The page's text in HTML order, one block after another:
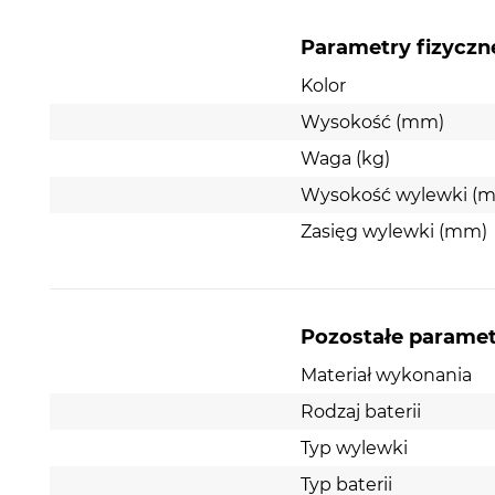
perlator, który pozwala
postaci sitka. Napowietrza on wodę, dając
mniejszy, co przekłada się na oszczędność
czemu nie rozpryskuje się ona na boki w trakcie
Parametry
Kolor
Wysokość (mm)
Waga (kg)
Wysokość wylewki
Zasięg wylewki (mm)
Pozostałe
Materiał wykonania
Rodzaj baterii
Typ wylewki
Typ baterii